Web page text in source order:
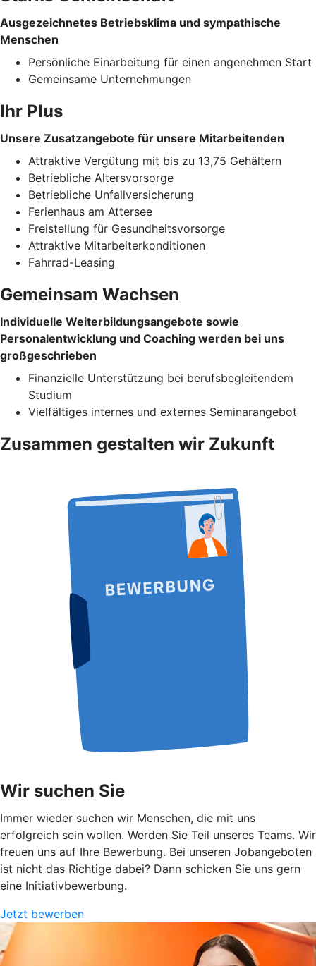
Ausgezeichnetes Betriebsklima und sympathische
Menschen
Persönliche Einarbeitung für einen angenehmen Start
Gemeinsame Unternehmungen
Ihr Plus
Unsere Zusatzangebote für unsere Mitarbeitenden
Attraktive Vergütung mit bis zu 13,75 Gehältern
Betriebliche Altersvorsorge
Betriebliche Unfallversicherung
Ferienhaus am Attersee
Freistellung für Gesundheitsvorsorge
Attraktive Mitarbeiterkonditionen
Fahrrad-Leasing
Gemeinsam Wachsen
Individuelle Weiterbildungsangebote sowie
Personalentwicklung und Coaching werden bei uns
großgeschrieben
Finanzielle Unterstützung bei berufsbegleitendem
Studium
Vielfältiges internes und externes Seminarangebot
Zusammen gestalten wir Zukunft
Wir suchen Sie
Immer wieder suchen wir Menschen, die mit uns
erfolgreich sein wollen. Werden Sie Teil unseres Teams. Wir
freuen uns auf Ihre Bewerbung. Bei unseren Jobangeboten
ist nicht das Richtige dabei? Dann schicken Sie uns gern
eine Initiativbewerbung.
Jetzt bewerben